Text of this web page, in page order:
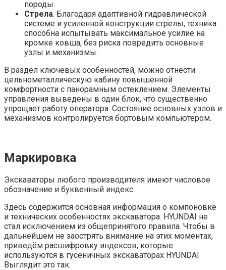
породы.
Стрела. Благодаря адаптивной гидравлической
системе и усиленной конструкции стрелы, техника
способна испытывать максимальное усилие на
кромке ковша, без риска повредить основные
узлы и механизмы.
В раздел ключевых особенностей, можно отнести
цельнометаллическую кабину повышенной
комфортности с панорамным остеклением. Элементы
управления выведены в один блок, что существенно
упрощает работу оператора. Состояние основных узлов и
механизмов контролируется бортовым компьютером.
Маркировка
Экскаваторы любого производителя имеют числовое
обозначение и буквенный индекс.
Здесь содержится основная информация о компоновке
и технических особенностях экскаватора. HYUNDAI не
стал исключением из общепринятого правила. Чтобы в
дальнейшем не заострять внимание на этих моментах,
приведём расшифровку индексов, которые
используются в гусеничных экскаваторах HYUNDAI.
Выглядит это так: